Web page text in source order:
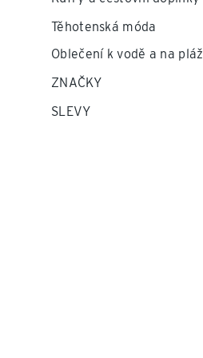
Těhotenská móda
Oblečení k vodě a na pláž
ZNAČKY
SLEVY